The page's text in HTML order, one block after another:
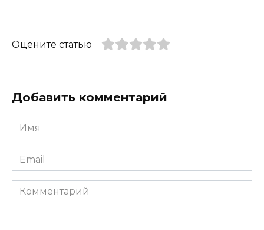
Оцените статью
Добавить комментарий
Имя
*
Email
*
Комментарий